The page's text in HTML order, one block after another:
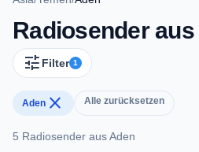
Radiosender
tune Filter 1
Aden close Alle zurücksetzen
5 Radiosender aus Aden